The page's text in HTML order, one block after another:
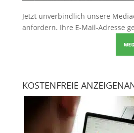
Jetzt unverbindlich unsere
anfordern. Ihre E-Mail-Adresse
KOSTENFREIE